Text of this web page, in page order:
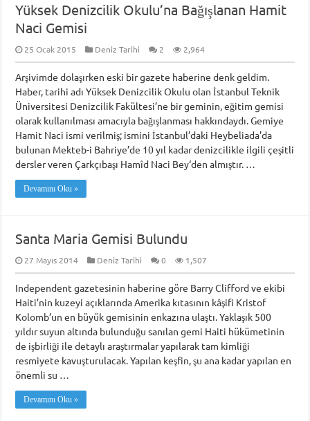
Yüksek Denizcilik Okulu’na Bağışlanan Hamit
Naci Gemisi
25 Ocak 2015 Deniz Tarihi 2 2,964
Arşivimde dolaşırken eski bir gazete haberine denk geldim.
Haber, tarihi adı Yüksek Denizcilik Okulu olan İstanbul Teknik
Üniversitesi Denizcilik Fakültesi’ne bir geminin, eğitim gemisi
olarak kullanılması amacıyla bağışlanması hakkındaydı. Gemiye
Hamit Naci ismi verilmiş; ismini İstanbul’daki Heybeliada’da
bulunan Mekteb-i Bahriye’de 10 yıl kadar denizcilikle ilgili çeşitli
dersler veren Çarkçıbaşı Hamîd Naci Bey‘den almıştır. …
Devamını Oku »
Santa Maria Gemisi Bulundu
27 Mayıs 2014 Deniz Tarihi 0 1,507
Independent gazetesinin haberine göre Barry Clifford ve ekibi
Haiti’nin kuzeyi açıklarında Amerika kıtasının kâşifi Kristof
Kolomb’un en büyük gemisinin enkazına ulaştı. Yaklaşık 500
yıldır suyun altında bulunduğu sanılan gemi Haiti hükümetinin
de işbirliği ile detaylı araştırmalar yapılarak tam kimliği
resmiyete kavuşturulacak. Yapılan keşfin, şu ana kadar yapılan en
önemli su …
Devamını Oku »